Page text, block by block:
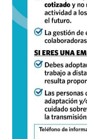
hacer
frente
impacto
económico